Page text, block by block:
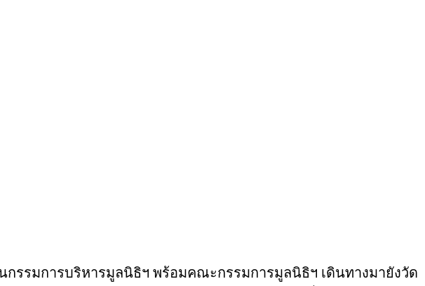
กรรมการบริหารมูลนิธิฯ พร้อมคณะกรรมการมูลนิธิฯ เดินทางมายังวัด